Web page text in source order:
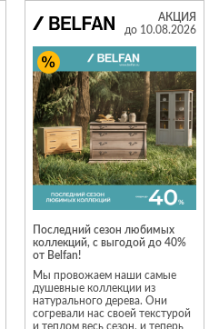
Подробности уточняйте у
менеджеров салона
АКЦИЯ
до 10.08.2026
Последний сезон любимых
коллекций, с выгодой до 40%
от Belfan!
Мы провожаем наши самые
душевные коллекции из
натурального дерева. Они
согревали нас своей текстурой
и теплом весь сезон, и теперь